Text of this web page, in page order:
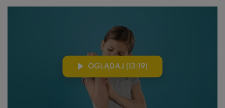
OGLĄDAJ (13:19)